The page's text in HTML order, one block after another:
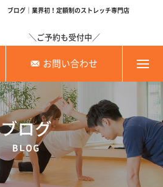
ブログ｜業界初！定額制のストレッチ専門店
＼ご予約も受付中／
お問い合わせ
ブログ
BLOG